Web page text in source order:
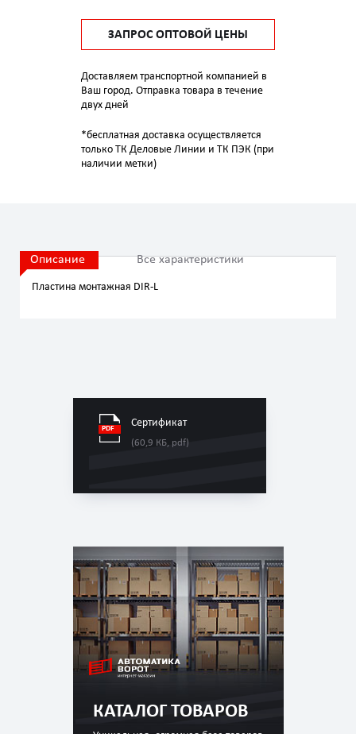
ЗАПРОС ОПТОВОЙ ЦЕНЫ
Доставляем транспортной компанией в
Ваш город. Отправка товара в течение
двух дней
*бесплатная доставка осуществляется
только ТК Деловые Линии и ТК ПЭК (при
наличии метки)
Сертификат
(60,9 КБ, pdf)
КАТАЛОГ ТОВАРОВ
Описание Все характеристики
Пластина монтажная DIR-L